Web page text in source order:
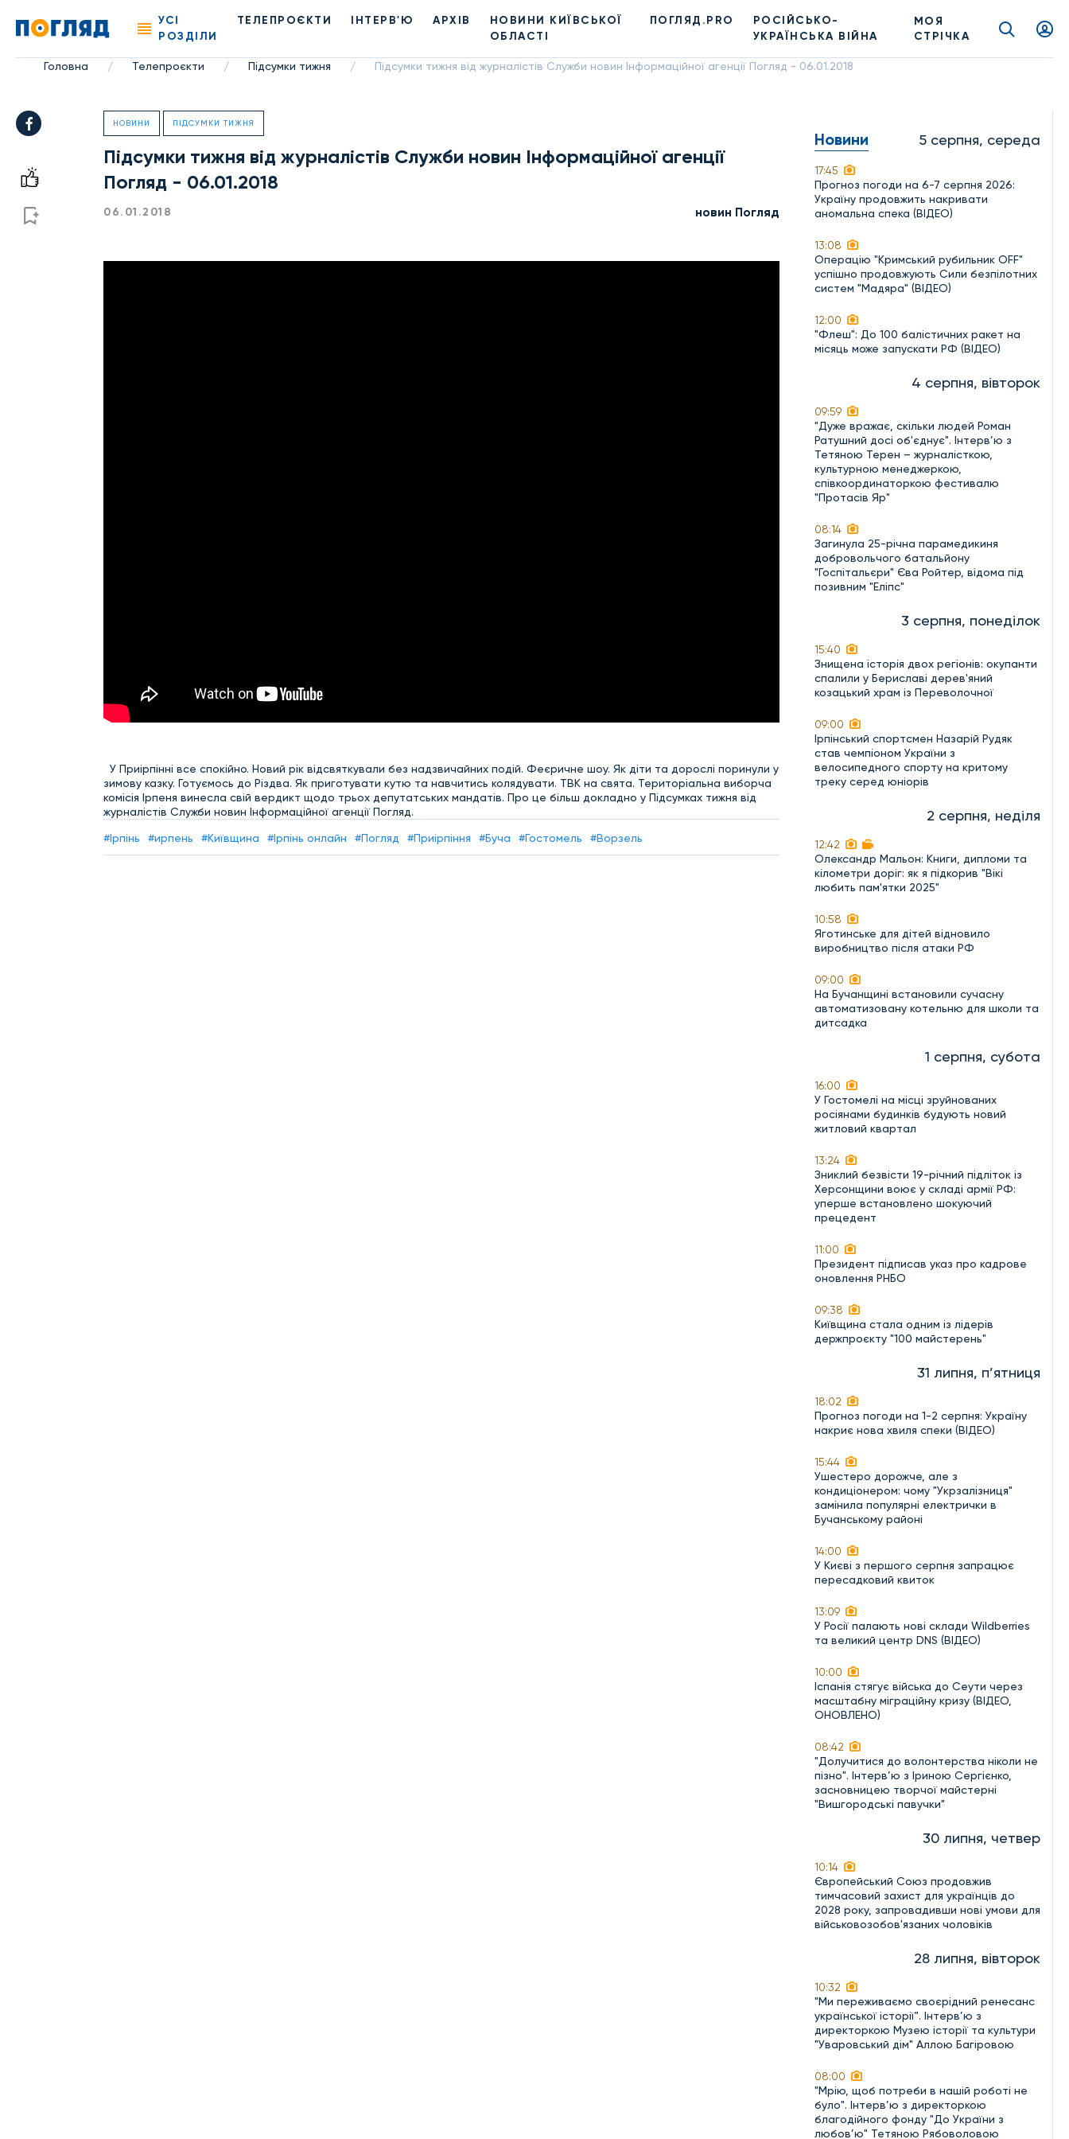
УСІ
РОЗДІЛИ
ТЕЛЕПРОЄКТИ ІНТЕРВ'Ю АРХІВ
НОВИНИ КИЇВСЬКОЇ
ОБЛАСТІ
ПОГЛЯД.PRO
РОСІЙСЬКО-
УКРАЇНСЬКА ВІЙНА
МОЯ
СТРІЧКА
Головна / Телепроєкти / Підсумки тижня / Підсумки тижня від журналістів Служби новин Інформаційної агенції Погляд - 06.01.2018
НОВИНИ ПІДСУМКИ ТИЖНЯ
Підсумки тижня від журналістів Служби новин Інформаційної агенції
Погляд - 06.01.2018
06.01.2018 новин Погляд
У Приірпінні все спокійно. Новий рік відсвяткували без надзвичайних подій. Феєричне шоу. Як діти та дорослі поринули у
зимову казку. Готуємось до Різдва. Як приготувати кутю та навчитись колядувати. ТВК на свята. Територіальна виборча
комісія Ірпеня винесла свій вердикт щодо трьох депутатських мандатів. Про це більш докладно у Підсумках тижня від
журналістів Служби новин Інформаційної агенції Погляд.
#Ірпінь #ирпень #Київщина #Ірпінь онлайн #Погляд #Приірпіння #Буча #Гостомель #Ворзель
Новини 5 серпня, середа
17:45
Прогноз погоди на 6-7 серпня 2026:
Україну продовжить накривати
аномальна спека (ВІДЕО)
13:08
Операцію "Кримський рубильник OFF"
успішно продовжують Сили безпілотних
систем "Мадяра" (ВІДЕО)
12:00
"Флеш": До 100 балістичних ракет на
місяць може запускати РФ (ВІДЕО)
4 серпня, вівторок
09:59
"Дуже вражає, скільки людей Роман
Ратушний досі об'єднує". Інтерв’ю з
Тетяною Терен – журналісткою,
культурною менеджеркою,
співкоординаторкою фестивалю
"Протасів Яр"
08:14
Загинула 25-річна парамедикиня
добровольчого батальйону
"Госпітальєри" Єва Ройтер, відома під
позивним "Еліпс"
3 серпня, понеділок
15:40
Знищена історія двох регіонів: окупанти
спалили у Бериславі дерев'яний
козацький храм із Переволочної
09:00
Ірпінський спортсмен Назарій Рудяк
став чемпіоном України з
велосипедного спорту на критому
треку серед юніорів
2 серпня, неділя
12:42
Олександр Мальон: Книги, дипломи та
кілометри доріг: як я підкорив "Вікі
любить пам'ятки 2025"
10:58
Яготинське для дітей відновило
виробництво після атаки РФ
09:00
На Бучанщині встановили сучасну
автоматизовану котельню для школи та
дитсадка
1 серпня, субота
16:00
У Гостомелі на місці зруйнованих
росіянами будинків будують новий
житловий квартал
13:24
Зниклий безвісти 19-річний підліток із
Херсонщини воює у складі армії РФ:
уперше встановлено шокуючий
прецедент
11:00
Президент підписав указ про кадрове
оновлення РНБО
09:38
Київщина стала одним із лідерів
держпроєкту "100 майстерень"
31 липня, п’ятниця
18:02
Прогноз погоди на 1-2 серпня: Україну
накриє нова хвиля спеки (ВІДЕО)
15:44
Ушестеро дорожче, але з
кондиціонером: чому "Укрзалізниця"
замінила популярні електрички в
Бучанському районі
14:00
У Києві з першого серпня запрацює
пересадковий квиток
13:09
У Росії палають нові склади Wildberries
та великий центр DNS (ВІДЕО)
10:00
Іспанія стягує війська до Сеути через
масштабну міграційну кризу (ВІДЕО,
ОНОВЛЕНО)
08:42
"Долучитися до волонтерства ніколи не
пізно". Інтерв’ю з Іриною Сергієнко,
засновницею творчої майстерні
"Вишгородські павучки"
30 липня, четвер
10:14
Європейський Союз продовжив
тимчасовий захист для українців до
2028 року, запровадивши нові умови для
військовозобов'язаних чоловіків
28 липня, вівторок
10:32
"Ми переживаємо своєрідний ренесанс
української історії". Інтерв’ю з
директоркою Музею історії та культури
"Уваровський дім" Аллою Багіровою
08:00
"Мрію, щоб потреби в нашій роботі не
було". Інтерв’ю з директоркою
благодійного фонду "До України з
любов’ю" Тетяною Рябоволовою